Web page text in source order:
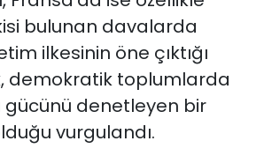
bulunan davalarda
ilkesinin öne çıktığı
demokratik toplumlarda
gücünü denetleyen bir
vurgulandı.